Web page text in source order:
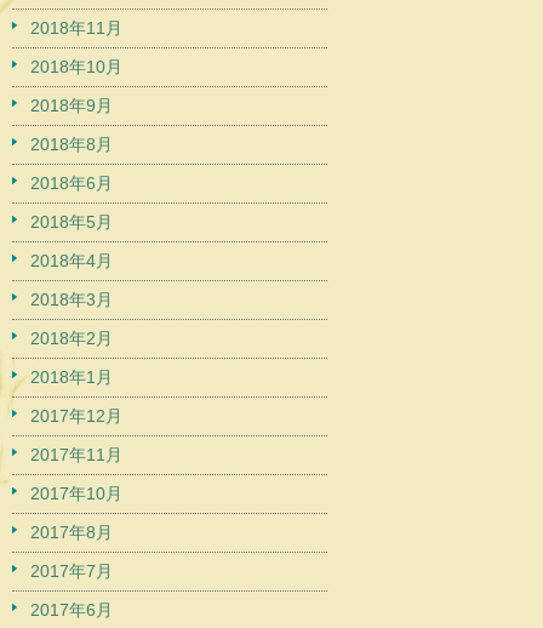
2018年11月
2018年10月
2018年9月
2018年8月
2018年6月
2018年5月
2018年4月
2018年3月
2018年2月
2018年1月
2017年12月
2017年11月
2017年10月
2017年8月
2017年7月
2017年6月